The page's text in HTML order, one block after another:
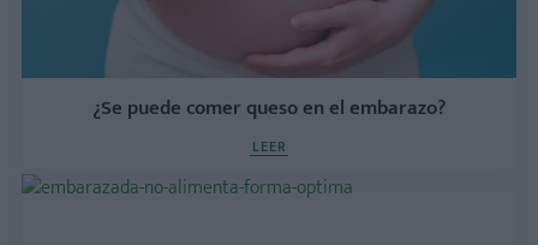
¿Se puede comer queso en el embarazo?
LEER